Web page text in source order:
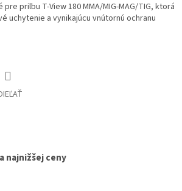
prilbu T-View 180 MMA/MIG-MAG/TIG, ktorá
uchytenie a vynikajúcu vnútornú ochranu
najnižšej ceny